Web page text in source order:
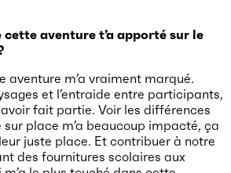
cette aventure t’a apporté sur le
aventure m’a vraiment marqué.
et l’entraide entre participants,
avoir fait partie. Voir les différences
place m’a beaucoup impacté, ça
juste place. Et contribuer à notre
des fournitures scolaires aux